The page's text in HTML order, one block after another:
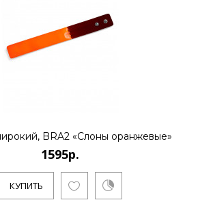
1795р.
КУПИТЬ
1595р.
BRA2 «Слоны оранжевые»
1595р.
КУПИТЬ